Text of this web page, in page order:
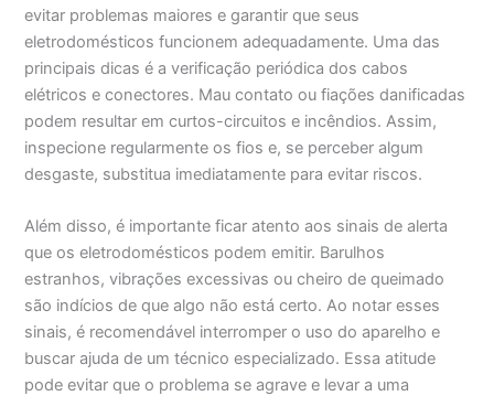
evitar problemas maiores e garantir que seus
eletrodomésticos funcionem adequadamente. Uma das
principais dicas é a verificação periódica dos cabos
elétricos e conectores. Mau contato ou fiações danificadas
podem resultar em curtos-circuitos e incêndios. Assim,
inspecione regularmente os fios e, se perceber algum
desgaste, substitua imediatamente para evitar riscos.
Além disso, é importante ficar atento aos sinais de alerta
que os eletrodomésticos podem emitir. Barulhos
estranhos, vibrações excessivas ou cheiro de queimado
são indícios de que algo não está certo. Ao notar esses
sinais, é recomendável interromper o uso do aparelho e
buscar ajuda de um técnico especializado. Essa atitude
pode evitar que o problema se agrave e levar a uma